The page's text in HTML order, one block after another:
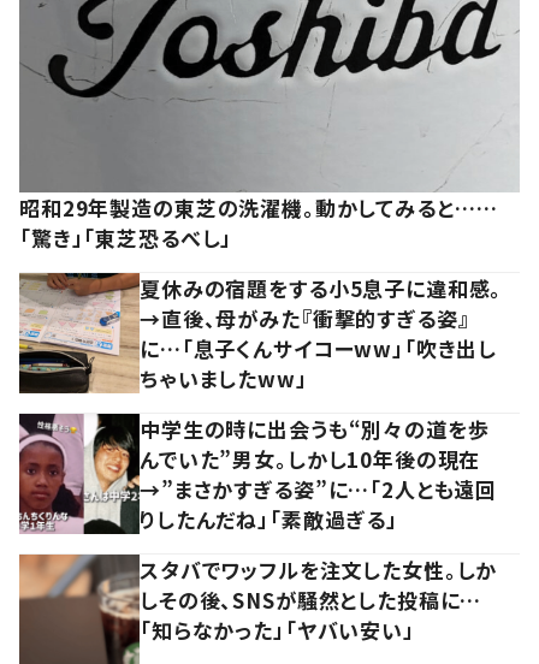
昭和29年製造の東芝の洗濯機。動かしてみると……
「驚き」「東芝恐るべし」
夏休みの宿題をする小5息子に違和感。
→直後、母がみた『衝撃的すぎる姿』
に…「息子くんサイコーww」「吹き出し
ちゃいましたww」
中学生の時に出会うも“別々の道を歩
んでいた”男女。しかし10年後の現在
→”まさかすぎる姿”に…「2人とも遠回
りしたんだね」「素敵過ぎる」
スタバでワッフルを注文した女性。しか
しその後、SNSが騒然とした投稿に…
「知らなかった」「ヤバい安い」